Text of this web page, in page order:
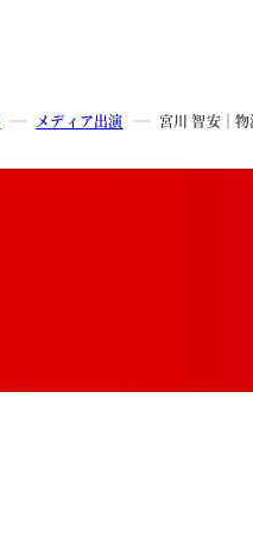
メディア出演 宮川 智安｜